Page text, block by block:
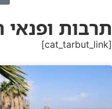
תרבות ופנאי
[cat_tarbut_link]